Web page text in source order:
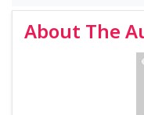
About The